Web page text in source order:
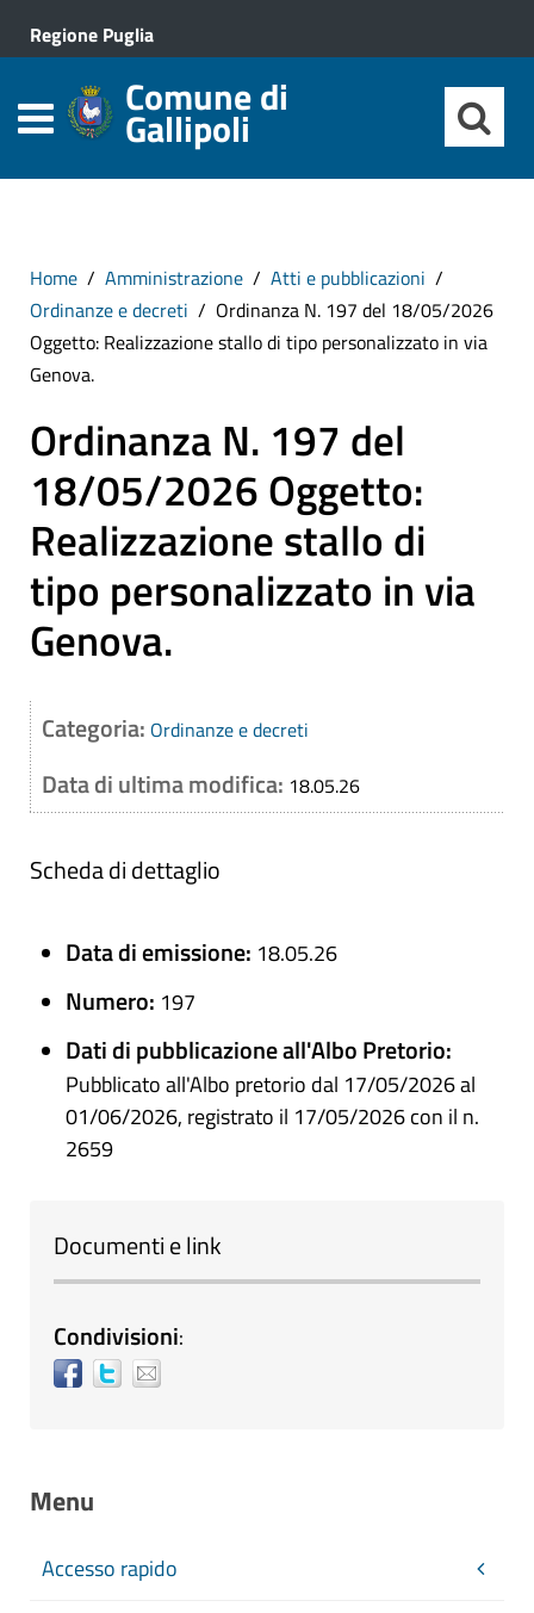
Regione Puglia
Comune di
Gallipoli
Home Amministrazione
Atti e pubblicazioni
Ordinanze e decreti
Ordinanza N. 197 del 18/05/2026
Oggetto: Realizzazione stallo di tipo personalizzato in via
Genova.
Ordinanza N. 197 del
18/05/2026 Oggetto:
Realizzazione stallo di
tipo personalizzato in via
Genova.
Categoria: Ordinanze e decreti
Data di ultima modifica: 18.05.26
Scheda di dettaglio
Data di emissione: 18.05.26
Numero: 197
Dati di pubblicazione all'Albo Pretorio:
Pubblicato all'Albo pretorio dal 17/05/2026 al
01/06/2026, registrato il 17/05/2026 con il n.
2659
Documenti e link
Condivisioni:
Menu
Accesso rapido